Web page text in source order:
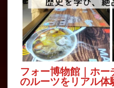
フォー博物館｜ホー
のルーツをリアル体